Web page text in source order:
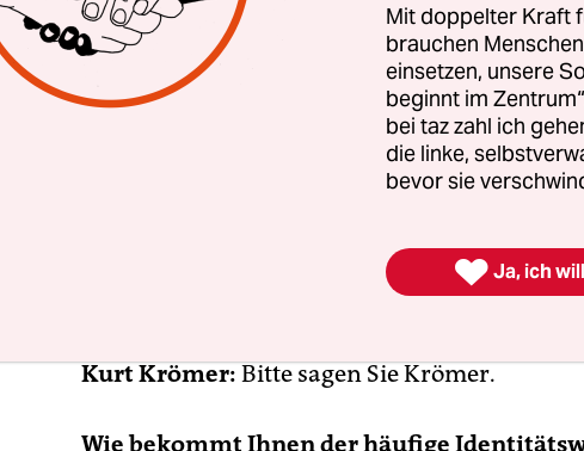
Kurt Krömer: Bitte sagen Sie Krömer.
Wie bekommt Ihnen der häufige
Mit doppelter Kraft
brauchen
einsetzen, unsere
beginnt im
bei taz zahl ich
die linke,
bevor sie
 Ja, ich will